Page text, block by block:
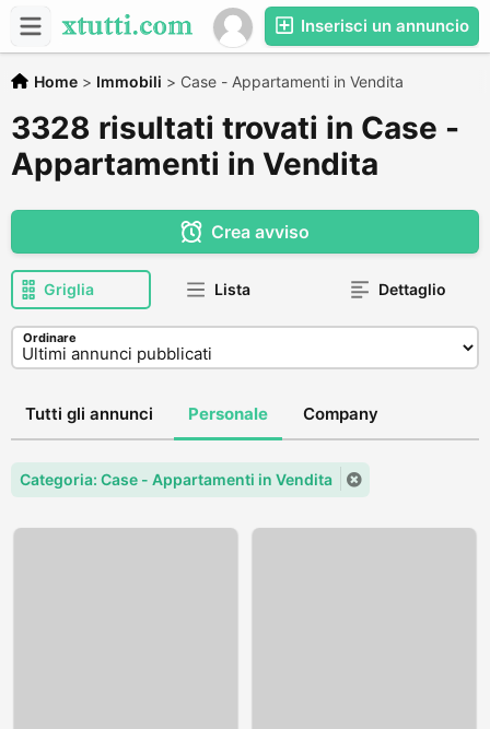
Inserisci un annuncio
Home > Immobili > Case - Appartamenti in Vendita
3328 risultati trovati in Case -
Appartamenti in Vendita
Crea avviso
Griglia Lista Dettaglio
Ordinare
Tutti gli annunci Personale Company
Categoria: Case - Appartamenti in Vendita